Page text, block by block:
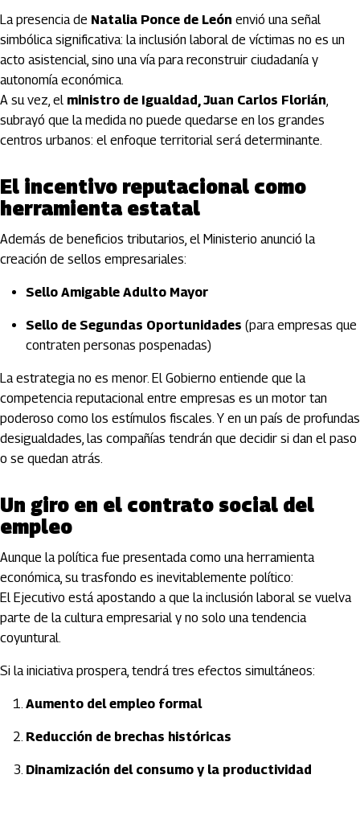
La presencia de Natalia Ponce de León envió una señal
simbólica significativa: la inclusión laboral de víctimas no es un
acto asistencial, sino una vía para reconstruir ciudadanía y
autonomía económica.
A su vez, el ministro de Igualdad, Juan Carlos Florián,
subrayó que la medida no puede quedarse en los grandes
centros urbanos: el enfoque territorial será determinante.
El incentivo reputacional como
herramienta estatal
Además de beneficios tributarios, el Ministerio anunció la
creación de sellos empresariales:
Sello Amigable Adulto Mayor
Sello de Segundas Oportunidades (para empresas que
contraten personas pospenadas)
La estrategia no es menor. El Gobierno entiende que la
competencia reputacional entre empresas es un motor tan
poderoso como los estímulos fiscales. Y en un país de profundas
desigualdades, las compañías tendrán que decidir si dan el paso
o se quedan atrás.
Un giro en el contrato social del
empleo
Aunque la política fue presentada como una herramienta
económica, su trasfondo es inevitablemente político:
El Ejecutivo está apostando a que la inclusión laboral se vuelva
parte de la cultura empresarial y no solo una tendencia
coyuntural.
Si la iniciativa prospera, tendrá tres efectos simultáneos:
Aumento del empleo formal
Reducción de brechas históricas
Dinamización del consumo y la productividad